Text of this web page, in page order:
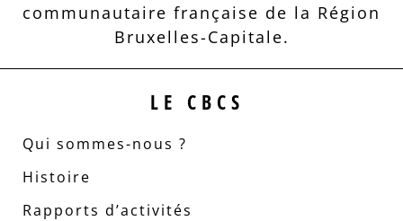
communautaire française de la Région
Bruxelles-Capitale.
LE CBCS
Qui sommes-nous ?
Histoire
Rapports d’activités